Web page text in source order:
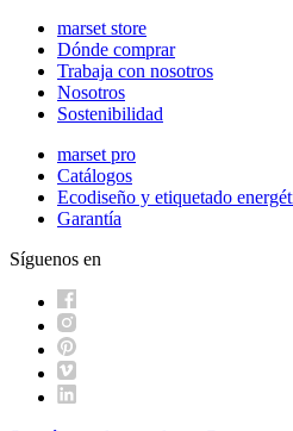
marset store
Dónde comprar
Trabaja con nosotros
Nosotros
Sostenibilidad
marset pro
Catálogos
Ecodiseño y etiquetado
Garantía
Síguenos en